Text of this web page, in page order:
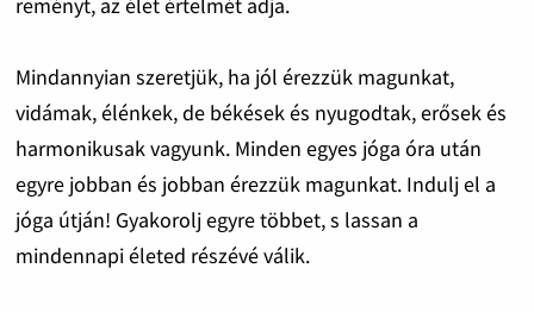
reményt, az élet értelmét adja.
Mindannyian szeretjük, ha jól érezzük magunkat,
vidámak, élénkek, de békések és nyugodtak, erősek és
harmonikusak vagyunk. Minden egyes jóga óra után
egyre jobban és jobban érezzük magunkat. Indulj el a
jóga útján! Gyakorolj egyre többet, s lassan a
mindennapi életed részévé válik.